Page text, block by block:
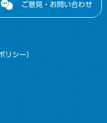
ご意見・お問い合わせ
リシー）